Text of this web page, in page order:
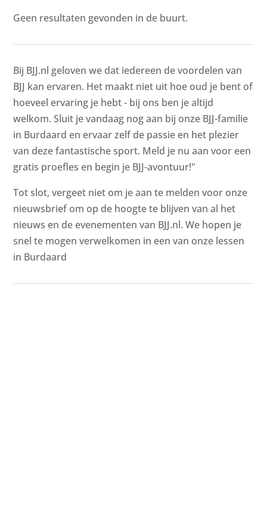
Geen resultaten gevonden in de buurt.
Bij BJJ.nl geloven we dat iedereen de voordelen van
BJJ kan ervaren. Het maakt niet uit hoe oud je bent of
hoeveel ervaring je hebt - bij ons ben je altijd
welkom. Sluit je vandaag nog aan bij onze BJJ-familie
in Burdaard en ervaar zelf de passie en het plezier
van deze fantastische sport. Meld je nu aan voor een
gratis proefles en begin je BJJ-avontuur!"
Tot slot, vergeet niet om je aan te melden voor onze
nieuwsbrief om op de hoogte te blijven van al het
nieuws en de evenementen van BJJ.nl. We hopen je
snel te mogen verwelkomen in een van onze lessen
in Burdaard